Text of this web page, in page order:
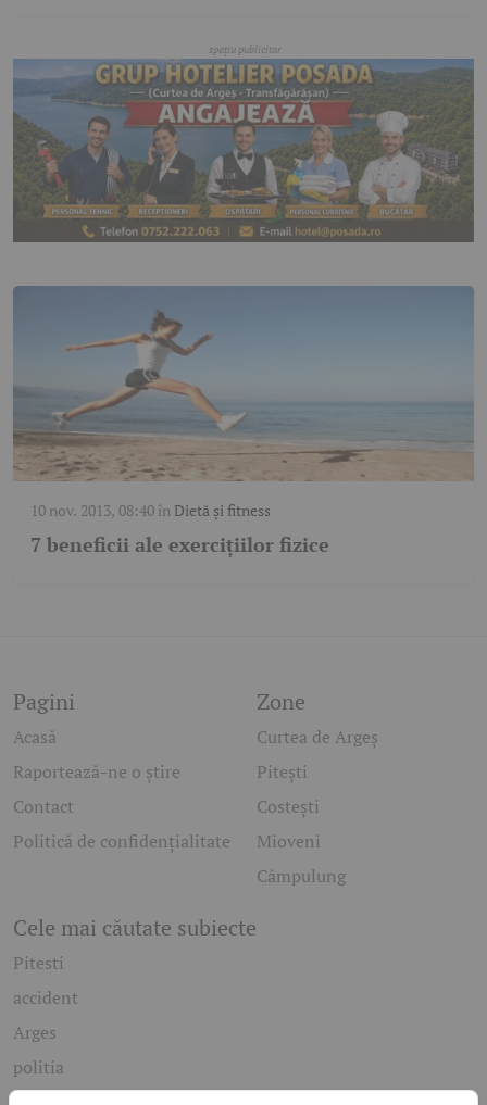
10 nov. 2013, 08:40 în Dietă și fitness
7 beneficii ale exerciţiilor fizice
Pagini
Acasă
Raportează-ne o știre
Contact
Politică de confidențialitate
Zone
Curtea de Argeș
Pitești
Costești
Mioveni
Câmpulung
Cele mai căutate subiecte
Pitesti
accident
Arges
politia